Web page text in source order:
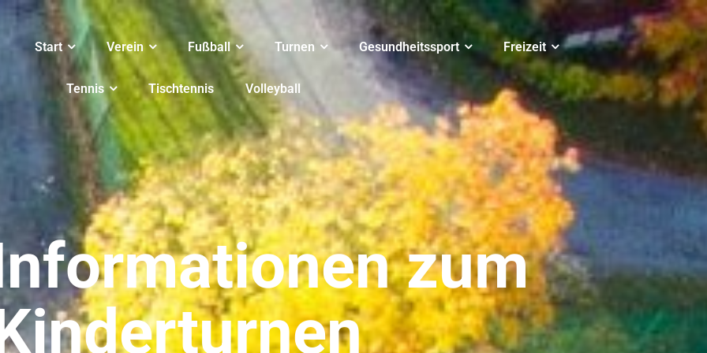
Start Verein Fußball Turnen Gesundheitssport Freizeit
Tennis Tischtennis Volleyball
zum